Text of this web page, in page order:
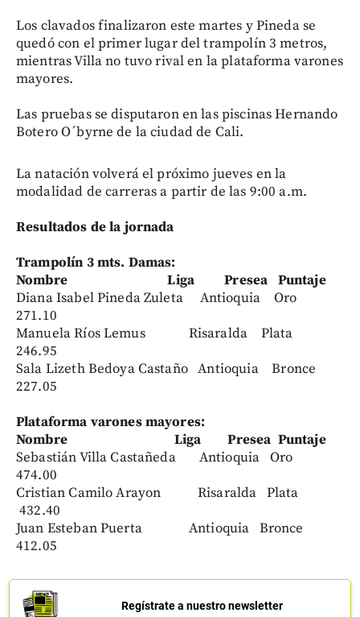
Los clavados finalizaron este martes y Pineda se
quedó con el primer lugar del trampolín 3 metros,
mientras Villa no tuvo rival en la plataforma varones
mayores.
Las pruebas se disputaron en las piscinas Hernando
Botero O´byrne de la ciudad de Cali.
La natación volverá el próximo jueves en la
modalidad de carreras a partir de las 9:00 a.m.
Resultados de la jornada
Trampolín 3 mts. Damas:
Nombre Liga Presea Puntaje
Diana Isabel Pineda Zuleta Antioquia Oro
271.10
Manuela Ríos Lemus Risaralda Plata
246.95
Sala Lizeth Bedoya Castaño Antioquia Bronce
227.05
Plataforma varones mayores:
Nombre Liga Presea Puntaje
Sebastián Villa Castañeda Antioquia Oro
474.00
Cristian Camilo Arayon Risaralda Plata
432.40
Juan Esteban Puerta Antioquia Bronce
412.05
Regístrate a nuestro newsletter